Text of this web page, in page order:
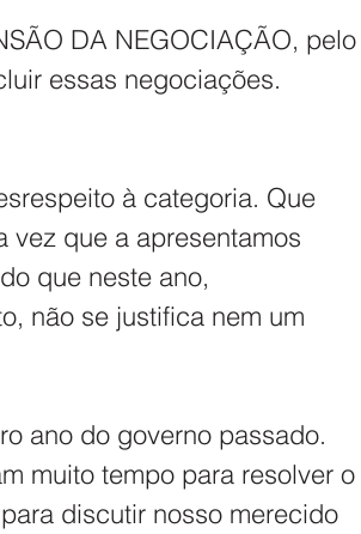
DA NEGOCIAÇÃO, pelo
essas negociações.
à categoria. Que
vez que a apresentamos
que neste ano,
não se justifica nem um
ano do governo passado.
muito tempo para resolver o
discutir nosso merecido